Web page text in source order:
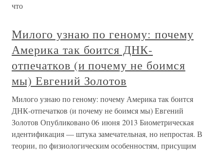
что
Милого узнаю по геному: почему
Америка так боится ДНК-
отпечатков (и почему не боимся
мы) Евгений Золотов
Милого узнаю по геному: почему Америка так боится
ДНК-отпечатков (и почему не боимся мы) Евгений
Золотов Опубликовано 06 июня 2013 Биометрическая
идентификация — штука замечательная, но непростая. В
теории, по физиологическим особенностям, присущим